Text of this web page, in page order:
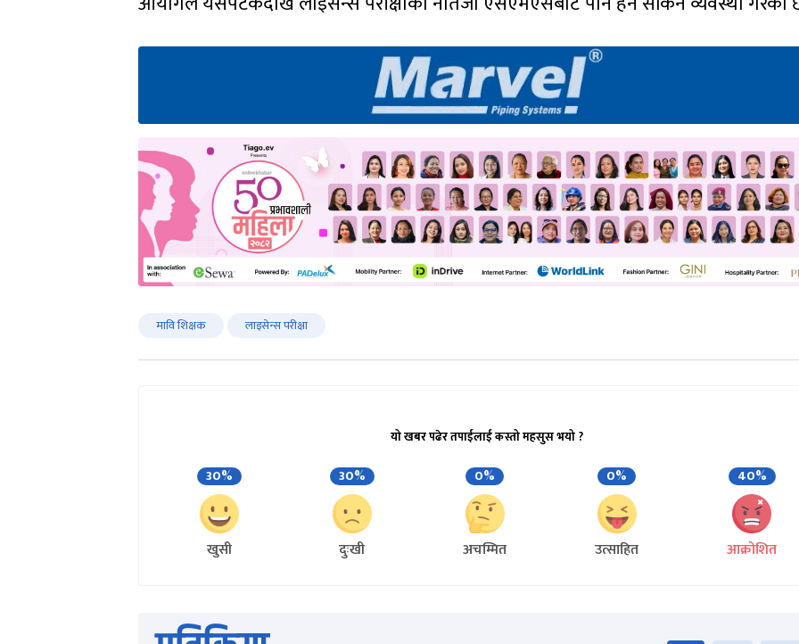
मावि शिक्षक लाइसेन्स परीक्षा
यो खबर पढेर तपाईलाई कस्तो महसुस भयो ?
30%
खुसी
30%
दुःखी
0%
अचम्मित
0%
उत्साहित
40%
आक्रोशित